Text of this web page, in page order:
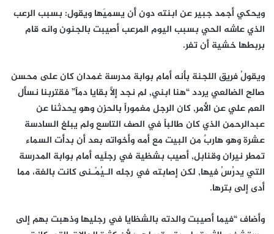
ويحكي أجمد جبير عن ابنته دون أَن يسميَها ويقول: بسبب الرعب
الذي عاشه الحي بسبب اليوم المرعب أصيبت بالجنون وانه قام
بربطها خشية أَن تفر.
ويقولُ فريق اللجنة بأنه أمام بوابة مدرسة غمدان كان على محسن
صالح الضالعي يردد “هنا ابني, لم نجد إلَّا بقايا دماً” فقتربنا نسأل
العم علي عن الأمر, كان الرجل مغموراً بالحزن وهو يحدثنا عن
عبدالرحمن الذي كان طالباً في الصف التاسع ولم يبلغ السادسة
عشرة وهو هاربٌ من البيت مع أمه وأخواته بعد أن بدأت السماء
تمطر نيران وقنابل, أصيب بشظية في رجلَيه أمام بوابة المدرسة
التي يدرُسُ فيها, لكن إصابته في رجله الـيُمْـنى كانت بالغة، مما
أدى إلى بترها.
وأضاف “فيما أصيبت والدته بالشظايا في رجليها وذهبت بهم إلى